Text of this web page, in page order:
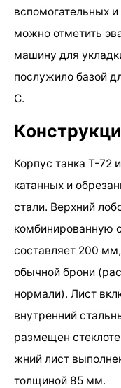
вспомогательных
можно отметить
машину для
послужило базой
С.
Корпус танка Т-72
катанных и
стали. Верхний
комбинированную
составляет 200
обычной брони
нормали). Лист
внутренний
размещен
жний лист
толщиной 85 мм.